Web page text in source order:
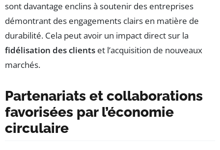
sont davantage enclins à soutenir des entreprises
démontrant des engagements clairs en matière de
durabilité. Cela peut avoir un impact direct sur la
fidélisation des clients et l’acquisition de nouveaux
marchés.
Partenariats et collaborations
favorisées par l’économie
circulaire